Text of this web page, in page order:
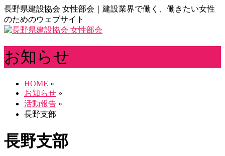
長野県建設協会 女性部会｜建設業界で働く、働きたい女性
のためのウェブサイト
お知らせ
HOME »
お知らせ »
活動報告 »
長野支部
長野支部